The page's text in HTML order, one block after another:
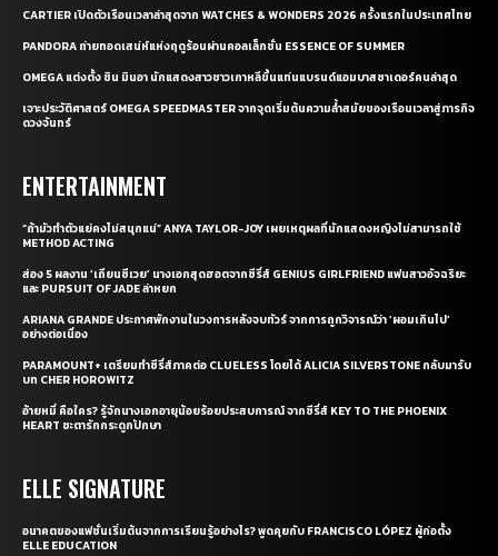
CARTIER เปิดตัวเรือนเวลาล่าสุดจาก WATCHES & WONDERS 2026 ครั้งแรกในประเทศไทย
PANDORA ถ่ายทอดเสน่ห์แห่งฤดูร้อนผ่านคอลเล็กชั่น ESSENCE OF SUMMER
OMEGA แต่งตั้ง ชิน มินอา นักแสดงสาวชาวเกาหลีขึ้นแท่นแบรนด์แอมบาสซาเดอร์คนล่าสุด
เจาะประวัติศาสตร์ OMEGA SPEEDMASTER จากจุดเริ่มต้นความล้ำสมัยของเรือนเวลาสู่ภารกิจ
ดวงจันทร์
ENTERTAINMENT
“ถ้ามัวทำตัวแย่คงไม่สนุกแน่” ANYA TAYLOR-JOY เผยเหตุผลที่นักแสดงหญิงไม่สามารถใช้
METHOD ACTING
ส่อง 5 ผลงาน ‘เถียนซีเวย’ นางเอกสุดฮอตจากซีรี่ส์ GENIUS GIRLFRIEND แฟนสาวอัจฉริยะ
และ PURSUIT OF JADE ล่าหยก
ARIANA GRANDE ประกาศพักงานในวงการหลังจบทัวร์ จากการถูกวิจารณ์ว่า ‘ผอมเกินไป’
อย่างต่อเนื่อง
PARAMOUNT+ เตรียมทำซีรี่ส์ภาคต่อ CLUELESS โดยได้ ALICIA SILVERSTONE กลับมารับ
บท CHER HOROWITZ
อ้ายหมี่ คือใคร? รู้จักนางเอกอายุน้อยร้อยประสบการณ์ จากซีรี่ส์ KEY TO THE PHOENIX
HEART ชะตารักกระดูกปักษา
ELLE SIGNATURE
อนาคตของแฟชั่นเริ่มต้นจากการเรียนรู้อย่างไร? พูดคุยกับ FRANCISCO LÓPEZ ผู้ก่อตั้ง
ELLE EDUCATION